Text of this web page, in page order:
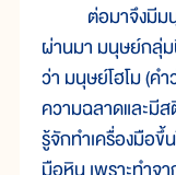
ต่อมาจึงมีมนุษ
ผ่านมา มนุษย์กลุ่
ว่า มนุษย์โฮโม (ค
ความฉลาดและมี
รู้จักทำเครื่องมือขึ้